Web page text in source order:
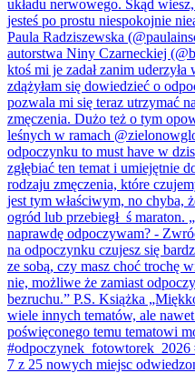
7 z 25 nowych miejsc